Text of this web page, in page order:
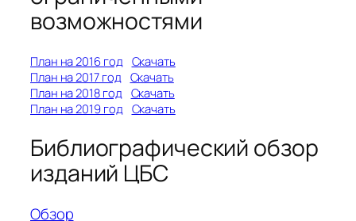
возможностями
План на 2016 год Скачать
План на 2017 год Скачать
План на 2018 год Скачать
План на 2019 год Скачать
Библиографический обзор
изданий ЦБС
Обзор